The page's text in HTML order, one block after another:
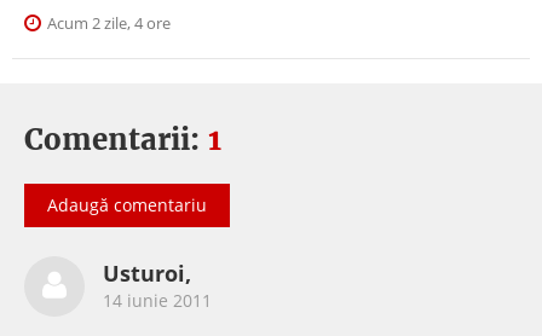
Acum 2 zile, 4 ore
Comentarii: 1
Adaugă comentariu
Usturoi,
14 iunie 2011